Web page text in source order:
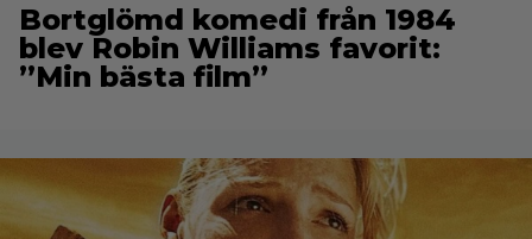
Bortglömd komedi från 1984
blev Robin Williams favorit:
”Min bästa film”